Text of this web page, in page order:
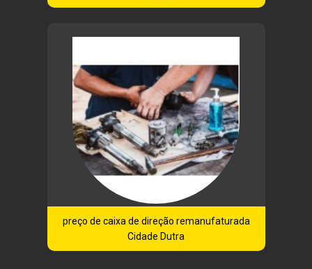
preço de caixa de direção remanufaturada
Cidade Dutra